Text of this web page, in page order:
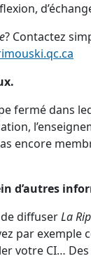
? Contactez
fermé dans
encore
d’autres
diffuserLa
par
votre CI…